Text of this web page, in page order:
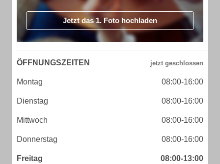
Jetzt das 1. Foto hochladen
ÖFFNUNGSZEITEN
Montag 08:00-16:00
Dienstag 08:00-16:00
Mittwoch 08:00-16:00
Donnerstag 08:00-16:00
Freitag 08:00-13:00